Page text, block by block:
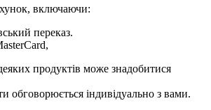
включаючи:
переказ.
продуктів може знадобитися
обговорюється індивідуально з вами.